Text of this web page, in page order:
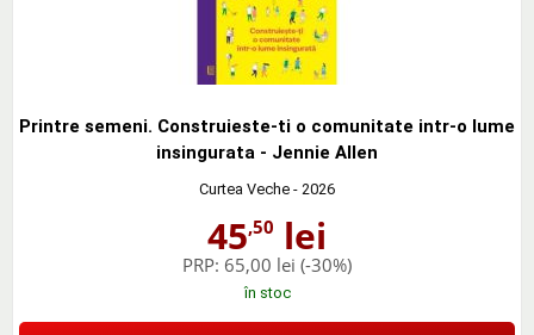
Printre semeni. Construieste-ti o comunitate intr-o lume
insingurata - Jennie Allen
Curtea Veche - 2026
45,50 lei
PRP: 65,00 lei (-30%)
în stoc